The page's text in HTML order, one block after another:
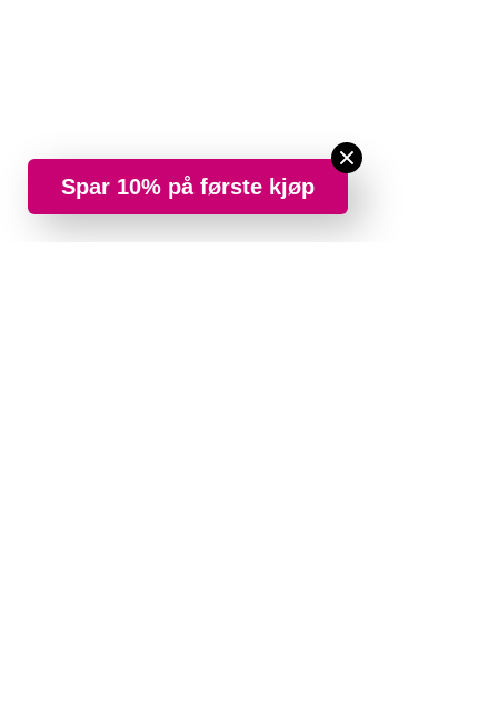
Spar 10% på første kjøp